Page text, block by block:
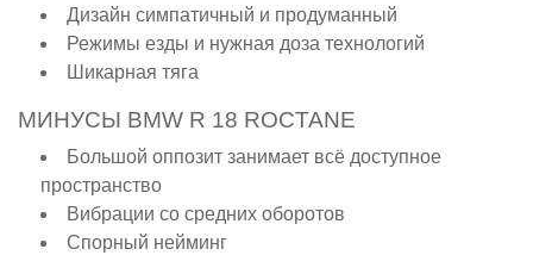
Дизайн симпатичный и продуманный
Режимы езды и нужная доза технологий
Шикарная тяга
МИНУСЫ BMW R 18 ROCTANE
Большой оппозит занимает всё доступное
пространство
Вибрации со средних оборотов
Спорный нейминг